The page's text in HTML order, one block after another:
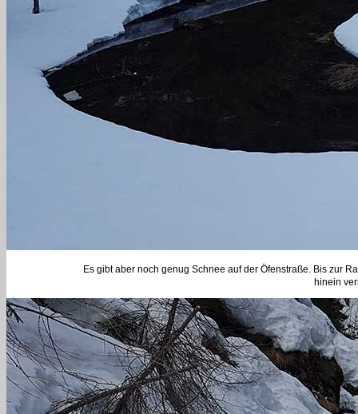
Es gibt aber noch genug Schnee auf der Öfenstraße. Bis zur
hinein